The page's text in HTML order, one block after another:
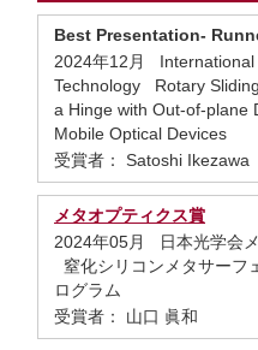
Best Presentation-
2024年12月 International
Technology Rotary
a Hinge with Out-of-plane
Mobile Optical Devices
受賞者： Satoshi Ikezawa
メタオプティクス賞
2024年05月 日本光学会
窒化シリコンメタサーフ
ログラム
受賞者： 山口 眞和